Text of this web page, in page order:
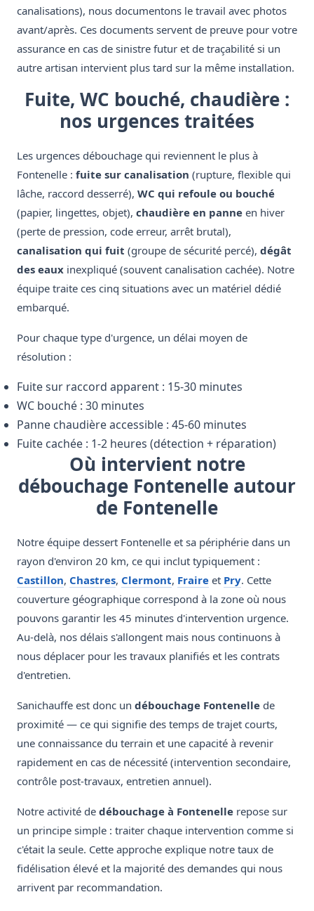
canalisations), nous documentons le travail avec photos
avant/après. Ces documents servent de preuve pour votre
assurance en cas de sinistre futur et de traçabilité si un
autre artisan intervient plus tard sur la même installation.
Fuite, WC bouché, chaudière :
nos urgences traitées
Les urgences débouchage qui reviennent le plus à
Fontenelle : fuite sur canalisation (rupture, flexible qui
lâche, raccord desserré), WC qui refoule ou bouché
(papier, lingettes, objet), chaudière en panne en hiver
(perte de pression, code erreur, arrêt brutal),
canalisation qui fuit (groupe de sécurité percé), dégât
des eaux inexpliqué (souvent canalisation cachée). Notre
équipe traite ces cinq situations avec un matériel dédié
embarqué.
Pour chaque type d'urgence, un délai moyen de
résolution :
Fuite sur raccord apparent : 15-30 minutes
WC bouché : 30 minutes
Panne chaudière accessible : 45-60 minutes
Fuite cachée : 1-2 heures (détection + réparation)
Où intervient notre
débouchage Fontenelle autour
de Fontenelle
Notre équipe dessert Fontenelle et sa périphérie dans un
rayon d'environ 20 km, ce qui inclut typiquement :
Castillon, Chastres, Clermont, Fraire et Pry. Cette
couverture géographique correspond à la zone où nous
pouvons garantir les 45 minutes d'intervention urgence.
Au-delà, nos délais s'allongent mais nous continuons à
nous déplacer pour les travaux planifiés et les contrats
d'entretien.
Sanichauffe est donc un débouchage Fontenelle de
proximité — ce qui signifie des temps de trajet courts,
une connaissance du terrain et une capacité à revenir
rapidement en cas de nécessité (intervention secondaire,
contrôle post-travaux, entretien annuel).
Notre activité de débouchage à Fontenelle repose sur
un principe simple : traiter chaque intervention comme si
c'était la seule. Cette approche explique notre taux de
fidélisation élevé et la majorité des demandes qui nous
arrivent par recommandation.